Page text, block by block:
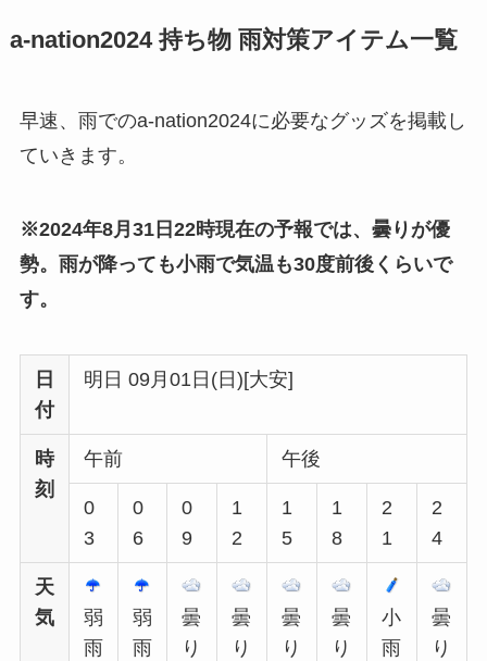
a-nation2024持ち物 雨対策アイテム一覧
早速、雨でのa-nation2024に必要なグッズを掲載し
ていきます。
※2024年8月31日22時現在の予報では、曇りが優
勢。雨が降っても小雨で気温も30度前後くらいで
す。
日
付
明日 09月01日(日)[大安]
時
刻
午前 午後
0
3
0
6
0
9
1
2
1
5
1
8
2
1
2
4
天
気
弱
雨
弱
雨
曇
り
曇
り
曇
り
曇
り
小
雨
曇
り